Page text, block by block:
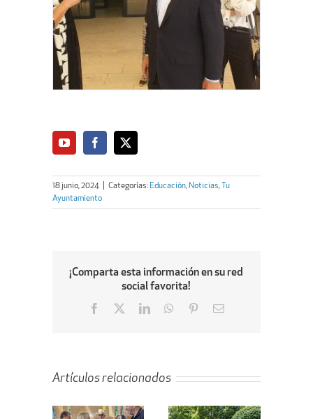
18 junio, 2024 Categorías: Educación, Noticias,
Tu
Ayuntamiento
¡Comparta esta información en su red
social favorita!
Facebook
LinkedInWhatsApp
PinterestEmail
Artículos relacionados